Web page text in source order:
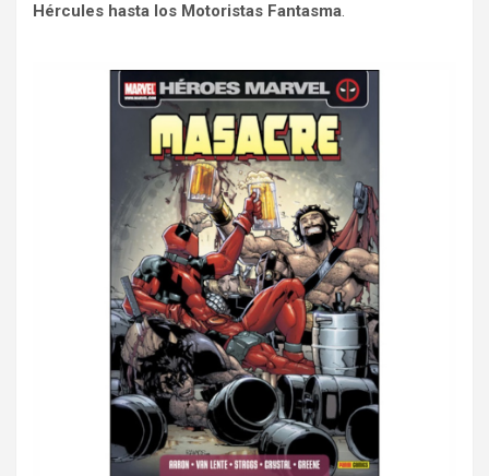
Hércules hasta los Motoristas Fantasma.